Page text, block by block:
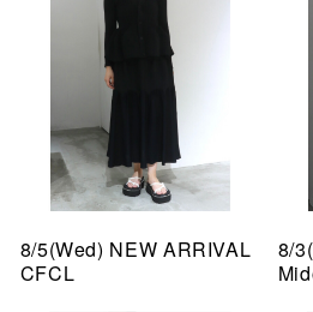
8/5(Wed) NEW ARRIVAL
CFCL
8/